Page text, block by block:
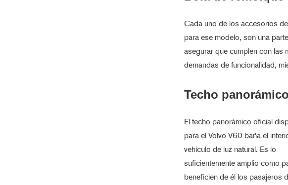
Cada uno de los accesorios
para ese modelo, son una
asegurar que cumplen con las
demandas de funcionalidad,
Techo panorámico
El techo panorámico oficial
para el Volvo V60 baña el
vehículo de luz natural. Es lo
suficientemente amplio como
beneficien de él los pasajeros